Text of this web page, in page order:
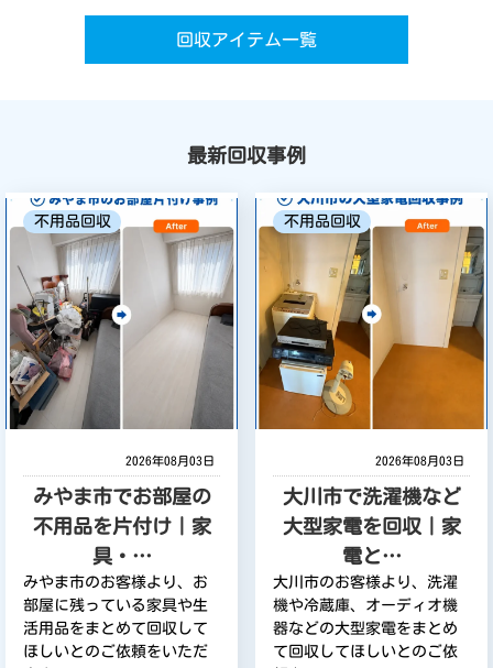
回収アイテム一覧
最新回収事例
2026年08月03日
みやま市でお部屋の
不用品を片付け｜家
具・…
不用品回収
みやま市のお客様より、お
部屋に残っている家具や生
活用品をまとめて回収して
ほしいとのご依頼をいただ
2026年08月03日
大川市で洗濯機など
大型家電を回収｜家
電と…
不用品回収
大川市のお客様より、洗濯
機や冷蔵庫、オーディオ機
器などの大型家電をまとめ
て回収してほしいとのご依